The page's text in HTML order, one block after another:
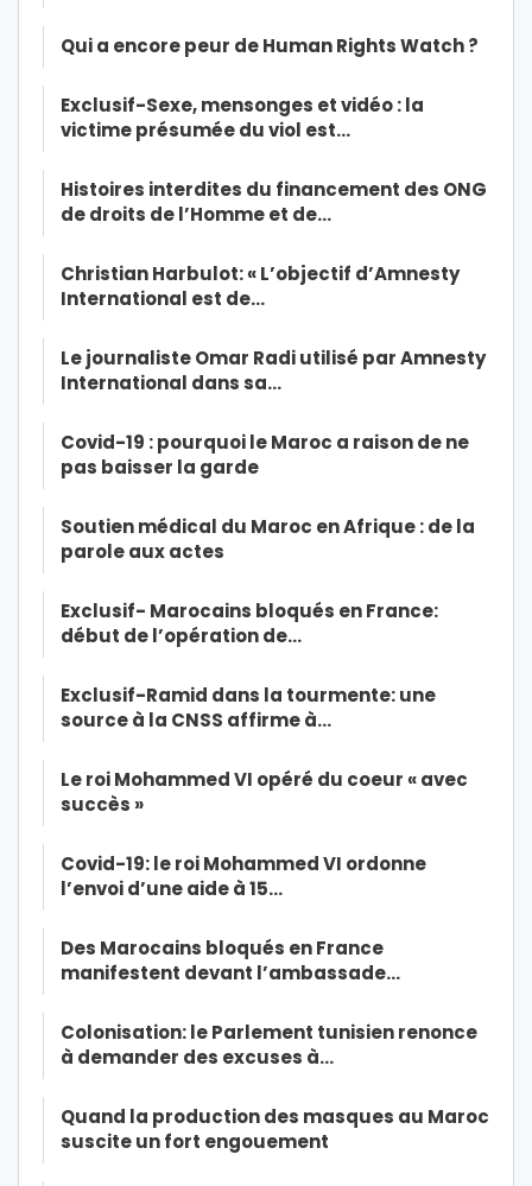
Qui a encore peur de Human Rights Watch ?
Exclusif-Sexe, mensonges et vidéo : la
victime présumée du viol est…
Histoires interdites du financement des ONG
de droits de l’Homme et de…
Christian Harbulot: « L’objectif d’Amnesty
International est de…
Le journaliste Omar Radi utilisé par Amnesty
International dans sa…
Covid-19 : pourquoi le Maroc a raison de ne
pas baisser la garde
Soutien médical du Maroc en Afrique : de la
parole aux actes
Exclusif- Marocains bloqués en France:
début de l’opération de…
Exclusif-Ramid dans la tourmente: une
source à la CNSS affirme à…
Le roi Mohammed VI opéré du coeur « avec
succès »
Covid-19: le roi Mohammed VI ordonne
l’envoi d’une aide à 15…
Des Marocains bloqués en France
manifestent devant l’ambassade…
Colonisation: le Parlement tunisien renonce
à demander des excuses à…
Quand la production des masques au Maroc
suscite un fort engouement